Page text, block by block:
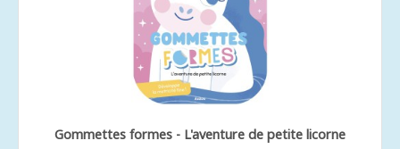
Gommettes formes - L'aventure de petite licorne